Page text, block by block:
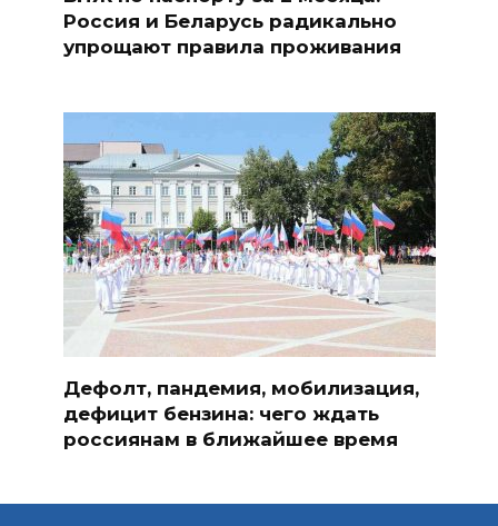
Россия и Беларусь радикально
упрощают правила проживания
Дефолт, пандемия, мобилизация,
дефицит бензина: чего ждать
россиянам в ближайшее время